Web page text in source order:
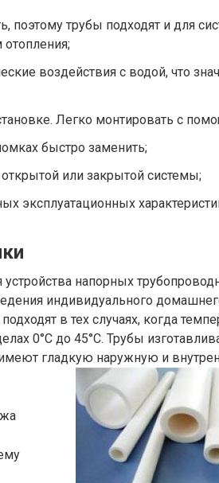
поэтому трубы подходят и для
отопления;
воздействия с водой, что
Легко монтировать с
быстро заменить;
или закрытой системы;
эксплуатационных
напорных
индивидуального
в тех случаях, когда
0°С до 45°С. Трубы
имеют гладкую наружную и